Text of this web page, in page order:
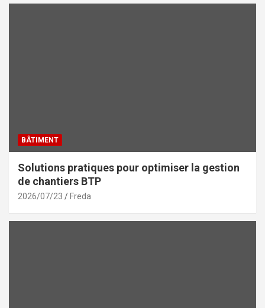
BÂTIMENT
Solutions pratiques pour optimiser la gestion
de chantiers BTP
2026/07/23 Freda